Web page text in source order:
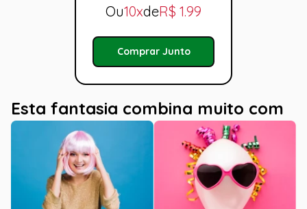
Ou10xdeR$ 1.99
Comprar Junto
Esta fantasia combina muito com